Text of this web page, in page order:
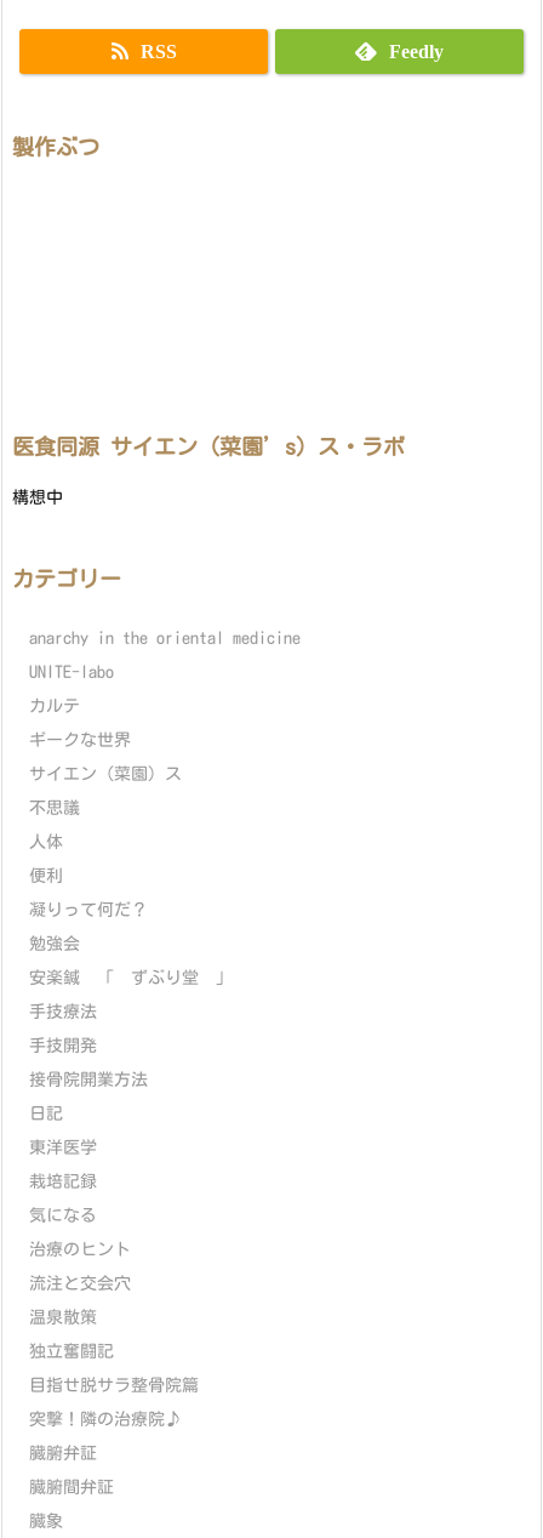
RSS Feedly
製作ぶつ
医食同源 サイエン（菜園’s）ス・ラボ
構想中
カテゴリー
anarchy in the oriental medicine
UNITE-labo
カルテ
ギークな世界
サイエン（菜園）ス
不思議
人体
便利
凝りって何だ？
勉強会
安楽鍼 「 ずぶり堂 」
手技療法
手技開発
接骨院開業方法
日記
東洋医学
栽培記録
気になる
治療のヒント
流注と交会穴
温泉散策
独立奮闘記
目指せ脱サラ整骨院篇
突撃！隣の治療院♪
臓腑弁証
臓腑間弁証
臓象